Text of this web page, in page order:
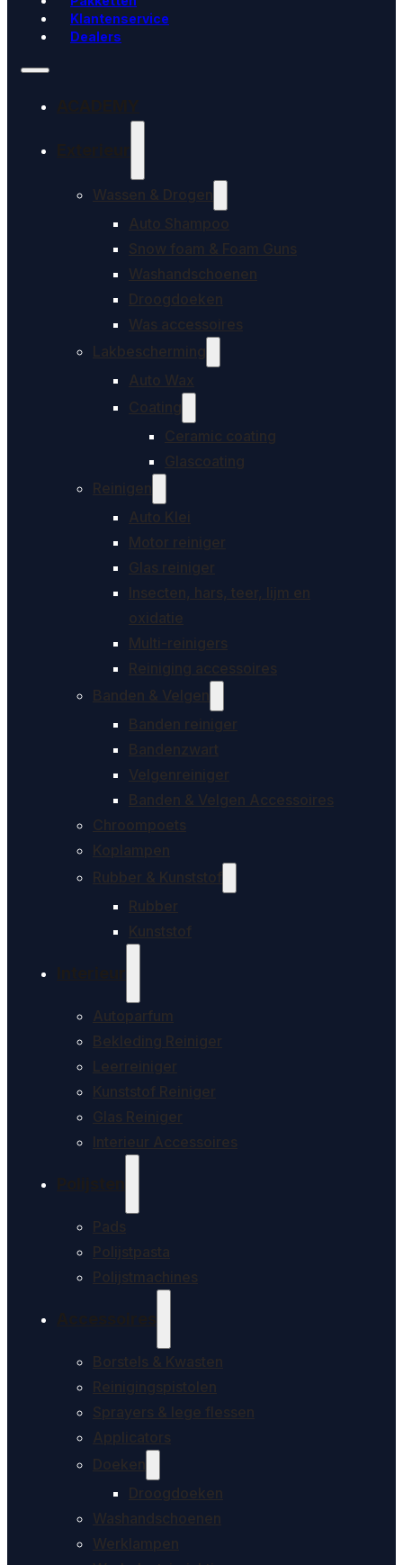
Klantenservice
Dealers
Wassen & Drogen
Auto Shampoo
Snow foam & Foam Guns
Washandschoenen
Droogdoeken
Was accessoires
Lakbescherming
Auto Wax
Coating
Ceramic coating
Glascoating
Reinigen
Auto Klei
Motor reiniger
Glas reiniger
Insecten, hars, teer, lijm en
oxidatie
Multi-reinigers
Reiniging accessoires
Banden & Velgen
Banden reiniger
Bandenzwart
Velgenreiniger
Banden & Velgen Accessoires
Chroompoets
Koplampen
Rubber & Kunststof
Rubber
Kunststof
Autoparfum
Bekleding Reiniger
Leerreiniger
Kunststof Reiniger
Glas Reiniger
Interieur Accessoires
Pads
Polijstpasta
Polijstmachines
Borstels & Kwasten
Reinigingspistolen
Sprayers & lege flessen
Applicators
Doeken
Droogdoeken
Washandschoenen
Werklampen